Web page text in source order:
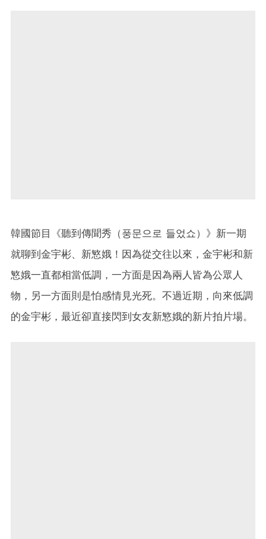
韓國節目《聽到傳聞秀（풍문으로 들었쇼）》新一期
就聊到金宇彬、新慜娥！因為從交往以來，金宇彬和新
慜娥一直都相當低調，一方面是因為兩人皆為公眾人
物，另一方面則是怕感情見光死。不過近期，向來低調
的金宇彬，最近卻直接閃到女友新慜娥的新片拍片場。